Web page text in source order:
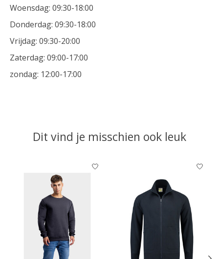
Woensdag: 09:30-18:00
Donderdag: 09:30-18:00
Vrijdag: 09:30-20:00
Zaterdag: 09:00-17:00
zondag: 12:00-17:00
Dit vind je misschien ook leuk
Items van productcarrousel